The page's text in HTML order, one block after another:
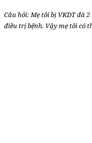
Câu hỏi: Mẹ tôi bị VKDT đã
điều trị bệnh. Vậy mẹ tôi có